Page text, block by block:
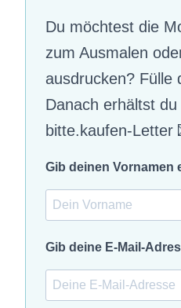
Du möchtest die
zum Ausmalen
ausdrucken? Fülle
Danach erhältst du
bitte.kaufen-Letter
Gib deinen Vornamen
Gib deine E-Mail-